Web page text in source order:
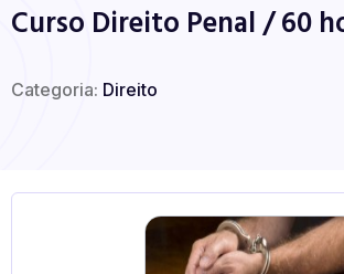
Curso Direito Penal / 60
Categoria: Direito